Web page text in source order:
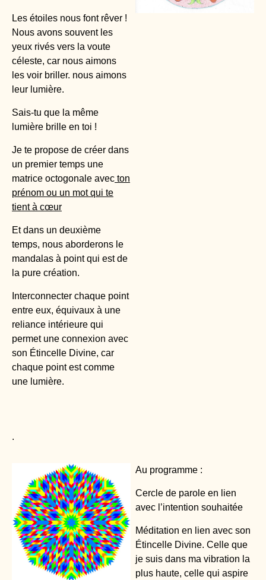
Les étoiles nous font rêver !
Nous avons souvent les
yeux rivés vers la voute
céleste, car nous aimons
les voir briller. nous aimons
leur lumière.
Sais-tu que la même
lumière brille en toi !
Je te propose de créer dans
un premier temps une
matrice octogonale avec ton
prénom ou un mot qui te
tient à cœur
Et dans un deuxième
temps, nous aborderons le
mandalas à point qui est de
la pure création.
Interconnecter chaque point
entre eux, équivaux à une
reliance intérieure qui
permet une connexion avec
son Étincelle Divine, car
chaque point est comme
une lumière.
.
Au programme :
Cercle de parole en lien
avec l’intention souhaitée
Méditation en lien avec son
Étincelle Divine. Celle que
je suis dans ma vibration la
plus haute, celle qui aspire